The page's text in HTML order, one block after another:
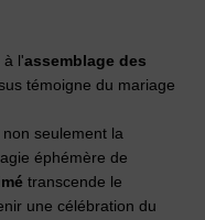
à l'assemblage des
témoigne du mariage
seulement la
éphémère de
transcende le
une célébration du